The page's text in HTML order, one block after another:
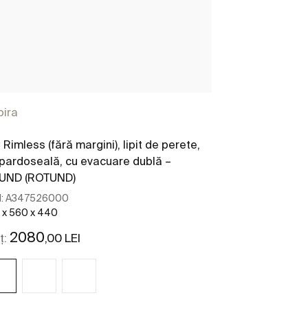
Rimless (fără margini), lipit de perete,
cu evacuare dublă –
(ROTUND)
A347526000
x 560 x 440
2080 ,00 LEI